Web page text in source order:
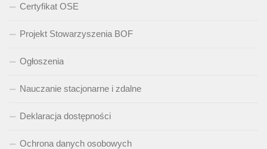
Certyfikat OSE
Projekt Stowarzyszenia BOF
Ogłoszenia
Nauczanie stacjonarne i zdalne
Deklaracja dostępności
Ochrona danych osobowych